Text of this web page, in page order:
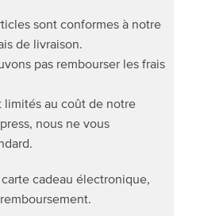
sont conformes à notre
de livraison.
pas rembourser les frais
limités au coût de notre
nous ne vous
cadeau électronique,